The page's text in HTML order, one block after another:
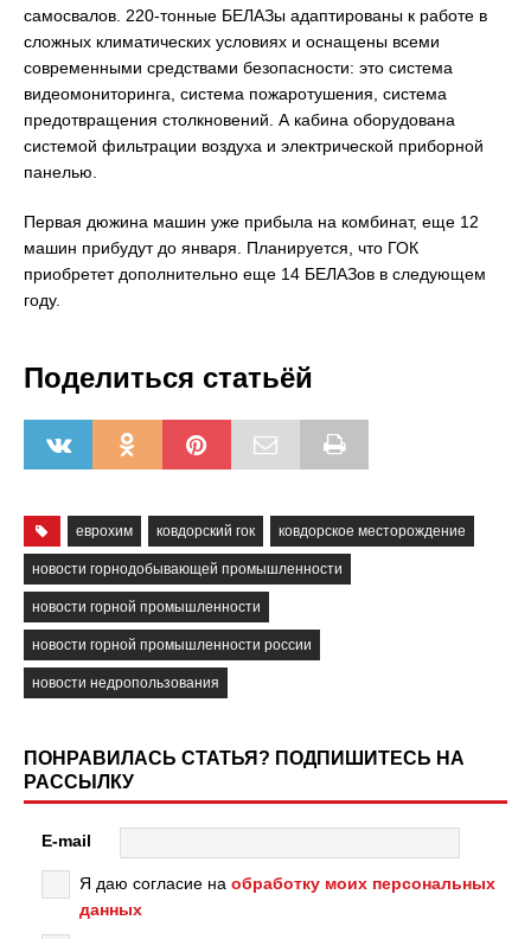
самосвалов. 220-тонные БЕЛАЗы адаптированы к работе в
сложных климатических условиях и оснащены всеми
современными средствами безопасности: это система
видеомониторинга, система пожаротушения, система
предотвращения столкновений. А кабина оборудована
системой фильтрации воздуха и электрической приборной
панелью.
Первая дюжина машин уже прибыла на комбинат, еще 12
машин прибудут до января. Планируется, что ГОК
приобретет дополнительно еще 14 БЕЛАЗов в следующем
году.
Поделиться статьёй
еврохим ковдорский гок ковдорское месторождение
новости горнодобывающей промышленности
новости горной промышленности
новости горной промышленности россии
новости недропользования
ПОНРАВИЛАСЬ СТАТЬЯ? ПОДПИШИТЕСЬ НА
РАССЫЛКУ
E-mail
Я даю согласие на обработку моих персональных
данных